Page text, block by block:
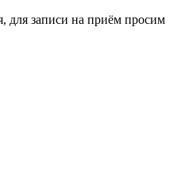
для записи на приём просим